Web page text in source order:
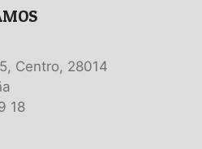
Centro, 28014
18